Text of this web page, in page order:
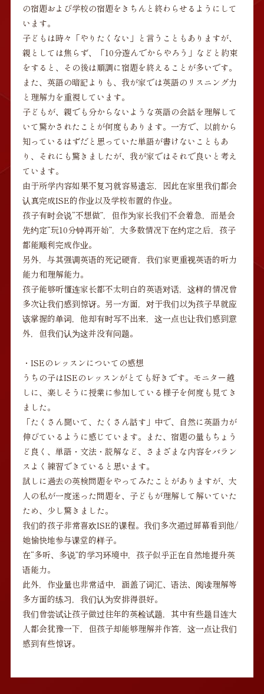
の宿題および学校の宿題をきちんと終わらせるようにして
います。
子どもは時々「やりたくない」と言うこともありますが、
親としては焦らず、「10分遊んでからやろう」などと約束
をすると、その後は順調に宿題を終えることが多いです。
また、英語の暗記よりも、我が家では英語のリスニング力
と理解力を重視しています。
子どもが、親でも分からないような英語の会話を理解して
いて驚かされたことが何度もあります。一方で、以前から
知っているはずだと思っていた単語が書けないこともあ
り、それにも驚きましたが、我が家ではそれで良いと考え
ています。
由于所学内容如果不复习就容易遗忘，因此在家里我们都会
认真完成ISE的作业以及学校布置的作业。
孩子有时会说“不想做”，但作为家长我们不会着急，而是会
先约定“玩10分钟再开始”，大多数情况下在约定之后，孩子
都能顺利完成作业。
另外，与其强调英语的死记硬背，我们家更重视英语的听力
能力和理解能力。
孩子能够听懂连家长都不太明白的英语对话，这样的情况曾
多次让我们感到惊讶。另一方面，对于我们以为孩子早就应
该掌握的单词，他却有时写不出来，这一点也让我们感到意
外，但我们认为这并没有问题。
・ISEのレッスンについての感想
うちの子はISEのレッスンがとても好きです。モニター越
しに、楽しそうに授業に参加している様子を何度も見てき
ました。
「たくさん聞いて、たくさん話す」中で、自然に英語力が
伸びているように感じています。また、宿題の量もちょう
ど良く、単語・文法・読解など、さまざまな内容をバラン
スよく練習できていると思います。
試しに過去の英検問題をやってみたことがありますが、大
人の私が一度迷った問題を、子どもが理解して解いていた
ため、少し驚きました。
我们的孩子非常喜欢ISE的课程。我们多次通过屏幕看到他/
她愉快地参与课堂的样子。
在“多听、多说”的学习环境中，孩子似乎正在自然地提升英
语能力。
此外，作业量也非常适中，涵盖了词汇、语法、阅读理解等
多方面的练习，我们认为安排得很好。
我们曾尝试让孩子做过往年的英检试题，其中有些题目连大
人都会犹豫一下，但孩子却能够理解并作答，这一点让我们
感到有些惊讶。